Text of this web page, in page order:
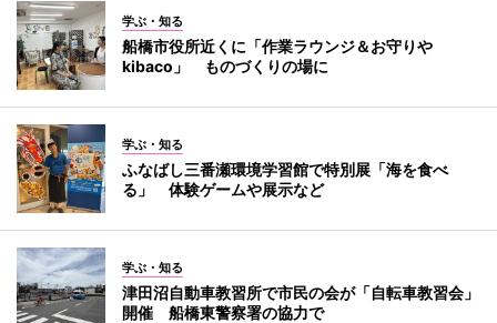
学ぶ・知る
船橋市役所近くに「作業ラウンジ＆お守りや
kibaco」 ものづくりの場に
学ぶ・知る
ふなばし三番瀬環境学習館で特別展「海を食べ
る」 体験ゲームや展示など
学ぶ・知る
津田沼自動車教習所で市民の会が「自転車教習会」
開催 船橋東警察署の協力で